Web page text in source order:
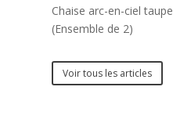
Chaise arc-en-ciel taupe
(Ensemble de 2)
Voir tous les articles